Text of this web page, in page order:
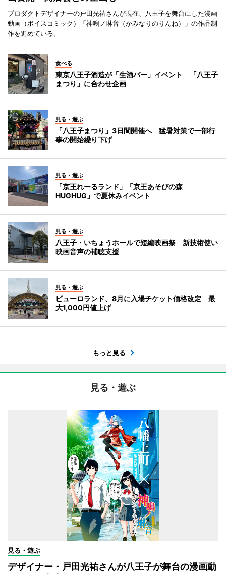
プロダクトデザイナーの戸田光祐さんが現在、八王子を舞台にした漫画
動画（ボイスコミック）「神鳴ノ琳音（かみなりのりんね）」の作品制
作を進めている。
食べる
東京八王子酒造が「生酒バー」イベント 「八王子
まつり」に合わせ企画
見る・遊ぶ
「八王子まつり」3日間開催へ 猛暑対策で一部行
事の開始繰り下げ
見る・遊ぶ
「京王れーるランド」「京王あそびの森
HUGHUG」で夏休みイベント
見る・遊ぶ
八王子・いちょうホールで短編映画祭 新技術使い
映画音声の補聴支援
見る・遊ぶ
ピューロランド、8月に入場チケット価格改定 最
大1,000円値上げ
もっと見る
見る・遊ぶ
見る・遊ぶ
デザイナー・戸田光祐さんが八王子が舞台の漫画動